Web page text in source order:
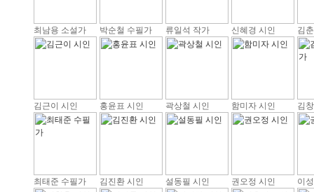
최남용 소설가 박순철 수필가 류일석 작가 신혜경 시인 김
김근이 시인 홍윤표 시인 곽상철 시인 함미자 시인 김
최태준 수필가 김진환 시인 설동필 시인 권오정 시인 이